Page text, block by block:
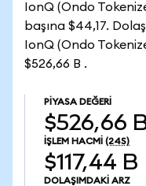
IonQ (Ondo
başına $44,17.
IonQ (Ondo
$526,66 B .
PIYASA DEĞERI
$526,66
İŞLEM HACMI (24S)
$117,44 B
DOLAŞIMDAKI ARZ